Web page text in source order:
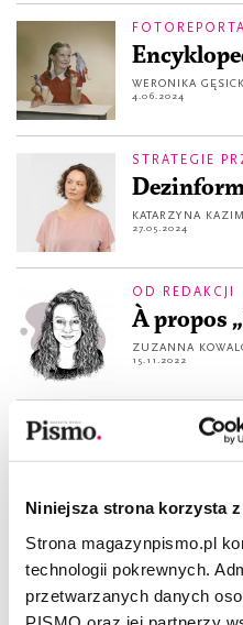
Niniejsza strona korzysta
Strona magazynpismo.pl
technologii pokrewnych.
przetwarzanych danych
WERONIKA
4.06.2024
STRATEGIE
KATARZYNA
27.05.2024
OD REDAKCJI
À propos
ZUZANNA
15.11.2022
JAK
Fake
BARBARA SOWA
JAK
Po co
BARBARA SOWA